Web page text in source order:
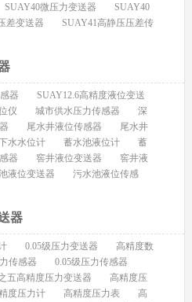
SUAY40微压力变送器
SUAY40
差变送器
SUAY41高静压压差传
器
SUAY12.6高精度液位变送
仪 城市供水压力传感器
深
尾水井液位传感器
尾水井
水水位计 蓄水池液位计
蓄
器 窖井液位变送器
窖井液
液位变送器
污水池液位传感
器
0.05级压力变送器
高精度数
传感器
0.05级压力传感器
五高精度压力变送器
高精度压
度压力计 高精度压力表
高